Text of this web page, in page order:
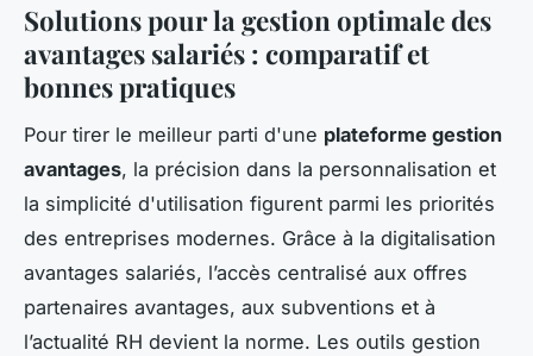
Solutions pour la gestion optimale des
avantages salariés : comparatif et
bonnes pratiques
Pour tirer le meilleur parti d'une plateforme gestion
avantages, la précision dans la personnalisation et
la simplicité d'utilisation figurent parmi les priorités
des entreprises modernes. Grâce à la digitalisation
avantages salariés, l’accès centralisé aux offres
partenaires avantages, aux subventions et à
l’actualité RH devient la norme. Les outils gestion